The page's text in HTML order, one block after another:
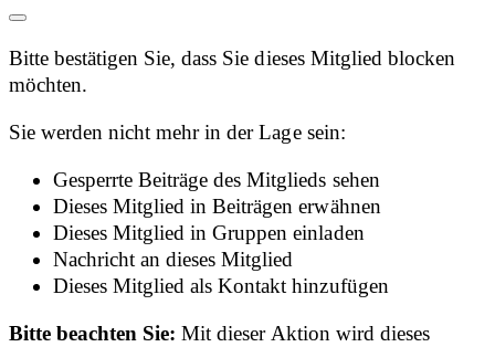
Bitte bestätigen Sie, dass Sie dieses Mitglied blocken
möchten.
Sie werden nicht mehr in der Lage sein:
Gesperrte Beiträge des Mitglieds sehen
Dieses Mitglied in Beiträgen erwähnen
Dieses Mitglied in Gruppen einladen
Nachricht an dieses Mitglied
Dieses Mitglied als Kontakt hinzufügen
Bitte beachten Sie:Mit dieser Aktion wird dieses